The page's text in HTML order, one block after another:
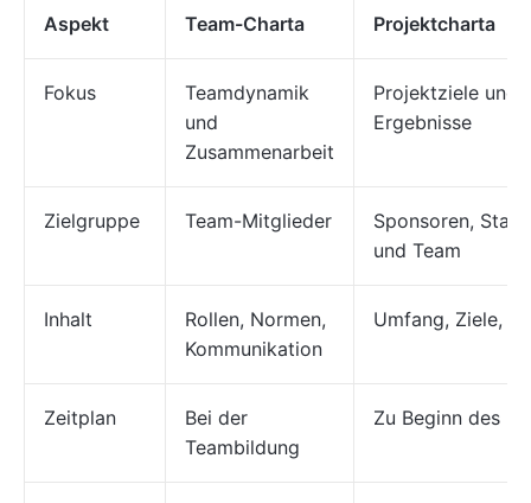
Aspekt Team-Charta Projektcharta
Fokus
Teamdynamik
und
Zusammenarbeit
Projektziele und
Ergebnisse
Zielgruppe Team-Mitglieder
Sponsoren,
und Team
Inhalt
Rollen, Normen,
Kommunikation
Umfang, Ziele,
Zeitplan
Bei der
Teambildung
Zu Beginn des